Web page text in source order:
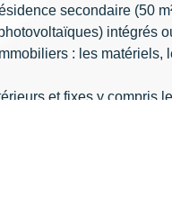
secondaire (50
intégrés
: les
et fixes y compris